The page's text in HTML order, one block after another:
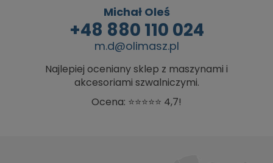
Michał Oleś
+48 880 110 024
m.d@olimasz.pl
Najlepiej oceniany sklep z maszynami i
akcesoriami szwalniczymi.
Ocena: ⭐⭐⭐⭐⭐ 4,7!